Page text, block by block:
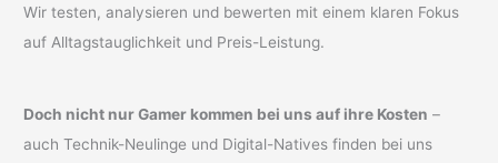
Wir testen, analysieren und bewerten mit einem klaren Fokus
auf Alltagstauglichkeit und Preis-Leistung.
Doch nicht nur Gamer kommen bei uns auf ihre Kosten –
auch Technik-Neulinge und Digital-Natives finden bei uns